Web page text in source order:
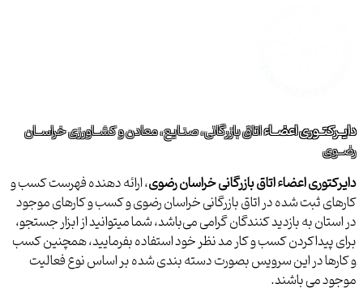
دایــرکتــوری اعضــاءاتاق بازرگانی، صنـایع، معادن و کشــاورزی خراســان
رضــوی
دایرکتوری اعضاء اتاق بازرگانی خراسان رضوی، ارائه دهنده فهرست کسب و
کارهای ثبت شده در اتاق بازرگانی خراسان رضوی و کسب و کارهای موجود
در استان به بازدید کنندگان گرامی می‌باشد، شما میتوانید از ابزار جستجو،
برای پیداکردن کسب و کار مد نظر خود استفاده بفرمایید، همچنین کسب
و کارها در این سرویس بصورت دسته بندی شده بر اساس نوع فعالیت
موجود می باشند.